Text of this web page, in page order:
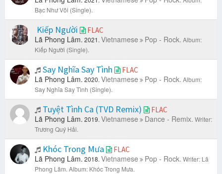
Bạc Như Vôi (Single).
Kiếp Người FLAC
Lã Phong Lâm. 2021. Vietnamese Pop - Rock. Album:
Kiếp Người (Single).
Say Nghĩa Say Tình FLAC
Lã Phong Lâm. 2020. Vietnamese Pop - Rock. Album:
Say Nghĩa Say Tình (Single).
Tuyệt Tình Ca (TVD Remix) FLAC
Lã Phong Lâm. 2019. Vietnamese Dance - Remix. Writer:
Trương Quý Hải.
Khóc Trong Mưa FLAC
Lã Phong Lâm. 2018. Vietnamese Pop - Rock. Writer: Lã
Phong Lâm. Album: Khóc Trong Mưa.